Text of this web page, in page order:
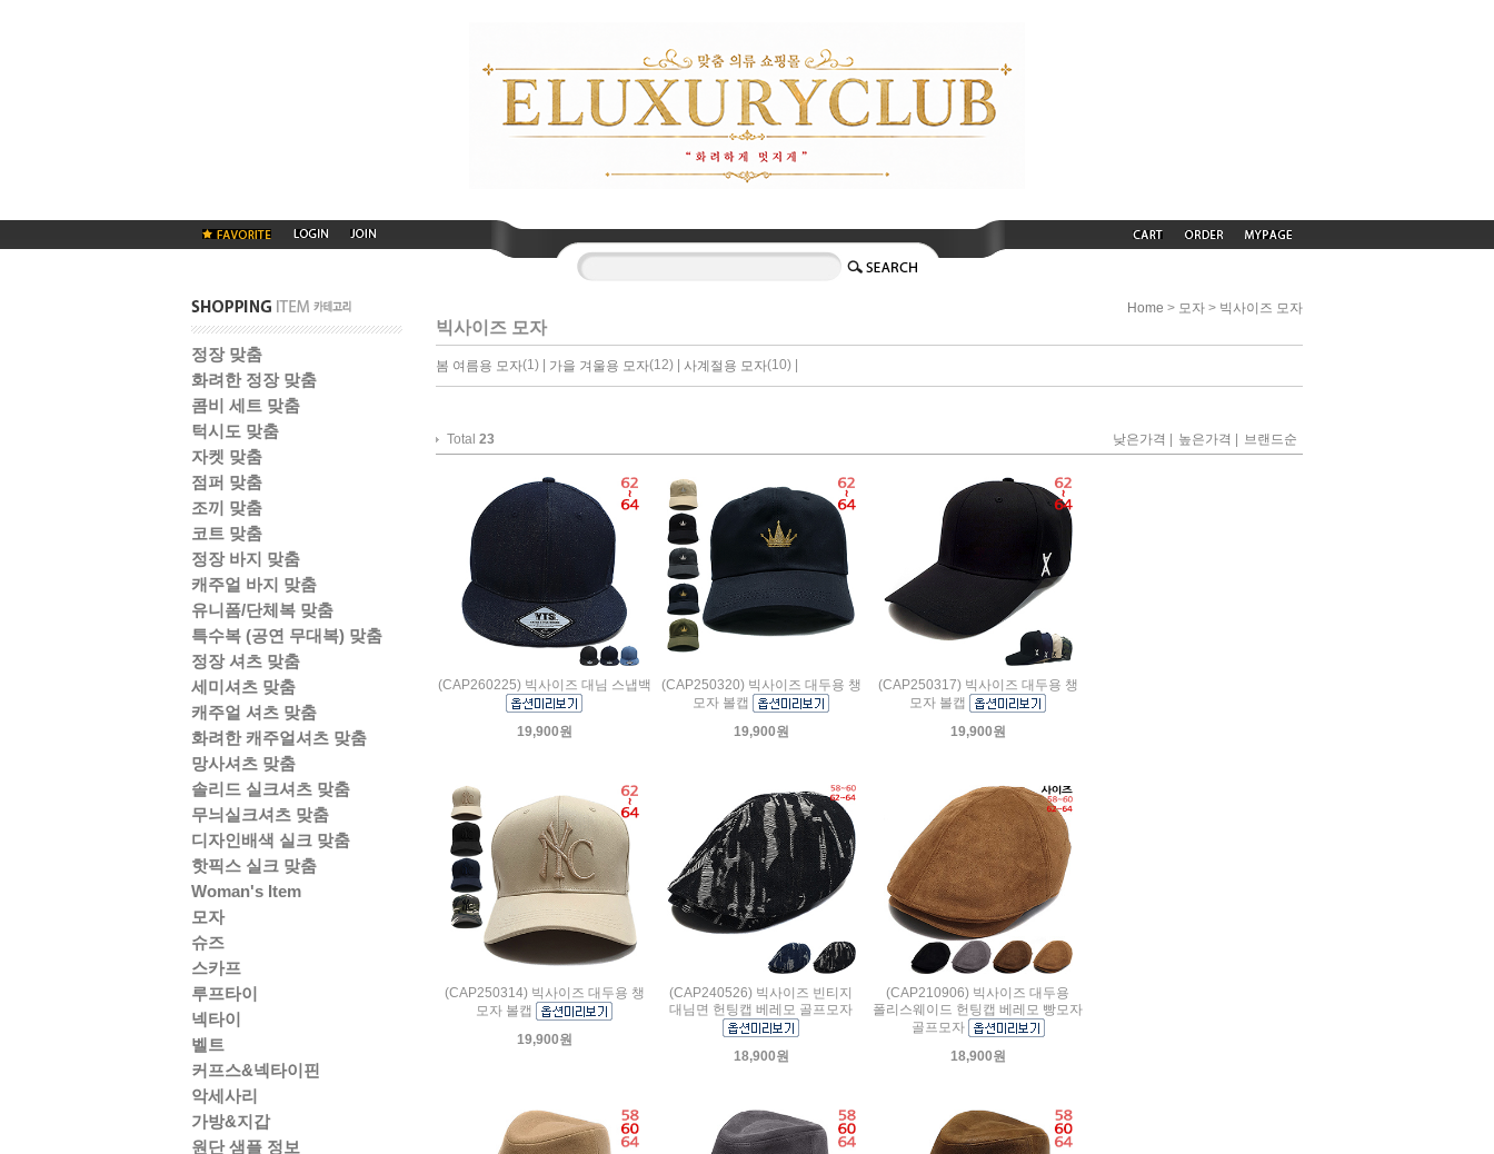
정장 맞춤
화려한 정장 맞춤
콤비 세트 맞춤
턱시도 맞춤
자켓 맞춤
점퍼 맞춤
조끼 맞춤
코트 맞춤
정장 바지 맞춤
캐주얼 바지 맞춤
유니폼/단체복 맞춤
특수복 (공연 무대복) 맞춤
정장 셔츠 맞춤
세미셔츠 맞춤
캐주얼 셔츠 맞춤
화려한 캐주얼셔츠 맞춤
망사셔츠 맞춤
솔리드 실크셔츠 맞춤
무늬실크셔츠 맞춤
디자인배색 실크 맞춤
핫픽스 실크 맞춤
Woman's Item
모자
슈즈
스카프
루프타이
넥타이
벨트
커프스&넥타이핀
악세사리
가방&지갑
원단 샘플 정보
Home > 모자 > 빅사이즈 모자
빅사이즈 모자
봄 여름용 모자(1) | 가을 겨울용 모자(12) | 사계절용 모자(10) |
Total 23 낮은가격 | 높은가격 | 브랜드순
(CAP260225) 빅사이즈 대님 스냅백
19,900원
(CAP250320) 빅사이즈 대두용 챙
모자 볼캡
19,900원
(CAP250317) 빅사이즈 대두용 챙
모자 볼캡
19,900원
(CAP250314) 빅사이즈 대두용 챙
모자 볼캡
19,900원
(CAP240526) 빅사이즈 빈티지
대님면 헌팅캡 베레모 골프모자
18,900원
(CAP210906) 빅사이즈 대두용
폴리스웨이드 헌팅캡 베레모 빵모자
골프모자
18,900원